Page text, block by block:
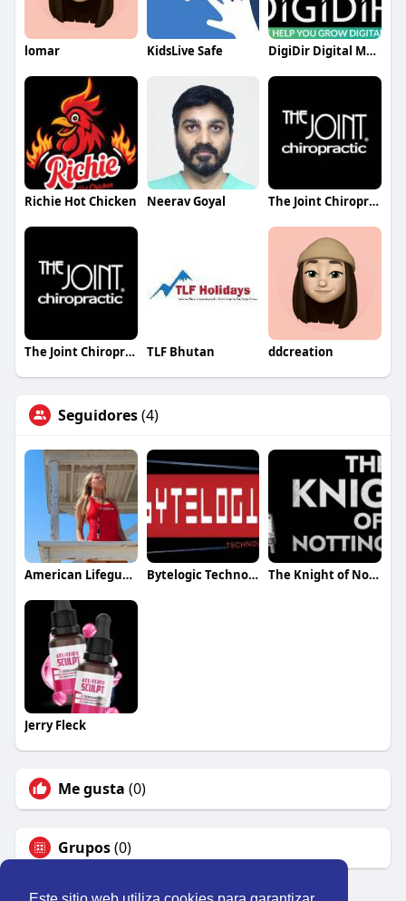
lomar KidsLive Safe DigiDir Digital Marketing Agency
Richie Hot Chicken Neerav Goyal The Joint Chiropractic Okolona
The Joint Chiropractic Prattville TLF Bhutan ddcreation
Seguidores(4)
American Lifeguard Association Bytelogic Technologies The Knight of Notting Hill
Jerry Fleck
Me gusta (0)
Grupos(0)